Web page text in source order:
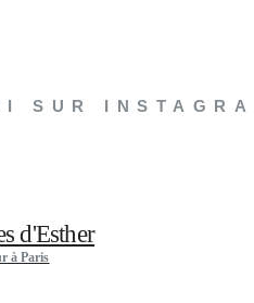
SUR
d'Esther
à Paris